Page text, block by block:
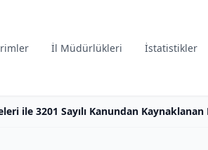
İl Müdürlükleri İstatistikler
ile 3201 Sayılı Kanundan